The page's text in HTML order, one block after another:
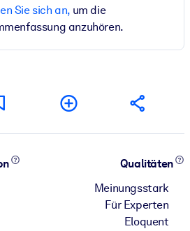
Sie sich an,um die
anzuhören.
Qualitäten
Meinungsstark
Für Experten
Eloquent